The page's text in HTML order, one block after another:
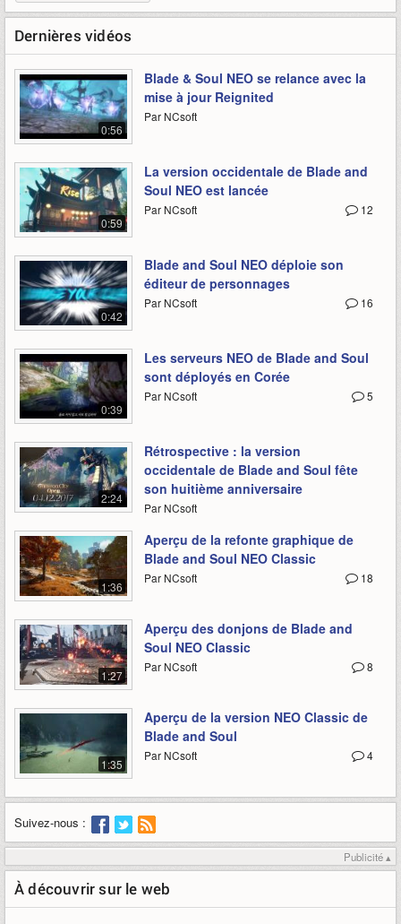
Dernières vidéos
0:56
Blade & Soul NEO se relance avec la
mise à jour Reignited
Par NCsoft
0:59
La version occidentale de Blade and
Soul NEO est lancée
12
Par NCsoft
0:42
Blade and Soul NEO déploie son
éditeur de personnages
16
Par NCsoft
0:39
Les serveurs NEO de Blade and Soul
sont déployés en Corée
5
Par NCsoft
2:24
Rétrospective : la version
occidentale de Blade and Soul fête
son huitième anniversaire
Par NCsoft
1:36
Aperçu de la refonte graphique de
Blade and Soul NEO Classic
18
Par NCsoft
1:27
Aperçu des donjons de Blade and
Soul NEO Classic
8
Par NCsoft
1:35
Aperçu de la version NEO Classic de
Blade and Soul
4
Par NCsoft
Suivez-nous :
Publicité ▴
À découvrir sur le web